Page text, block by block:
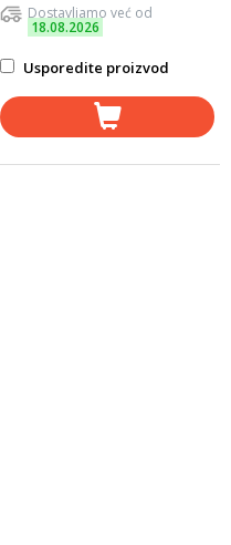
Dostavljamo već od
18.08.2026
Usporedite proizvod